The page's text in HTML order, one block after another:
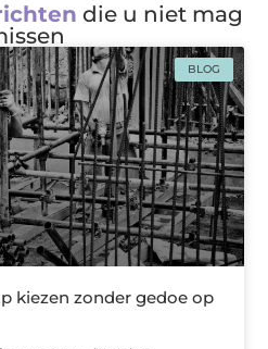
die u niet mag
BLOG
kiezen zonder gedoe op